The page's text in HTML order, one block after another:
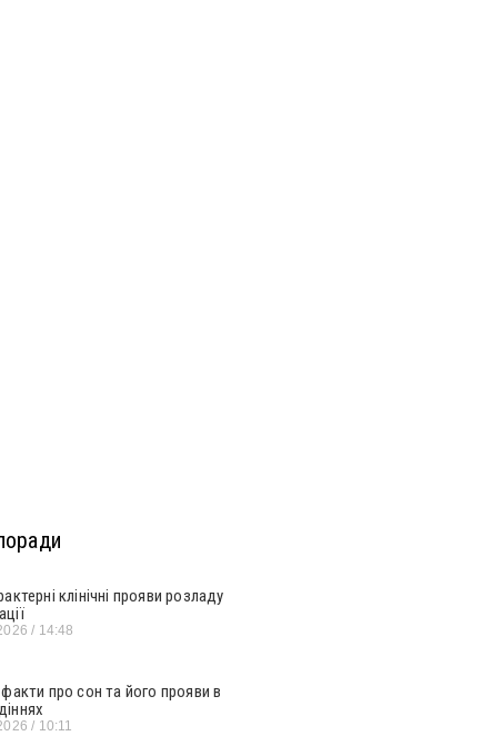
клінічні прояви розладу
14:48
факти про сон та його прояви в
10:11